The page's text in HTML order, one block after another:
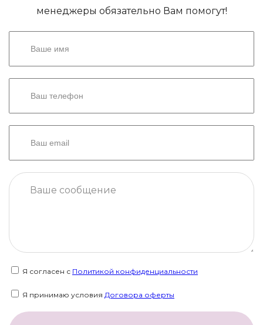
менеджеры обязательно Вам помогут!
Я согласен с Политикой конфиденциальности
Я принимаю условия Договора оферты